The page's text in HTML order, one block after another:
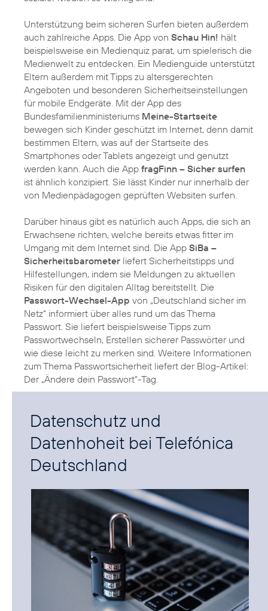
Unterstützung beim sicheren Surfen bieten außerdem
auch zahlreiche Apps. Die App von Schau Hin! hält
beispielsweise ein Medienquiz parat, um spielerisch die
Medienwelt zu entdecken. Ein Medienguide unterstützt
Eltern außerdem mit Tipps zu altersgerechten
Angeboten und besonderen Sicherheitseinstellungen
für mobile Endgeräte. Mit der App des
Bundesfamilienministeriums Meine-Startseite
bewegen sich Kinder geschützt im Internet, denn damit
bestimmen Eltern, was auf der Startseite des
Smartphones oder Tablets angezeigt und genutzt
werden kann. Auch die App fragFinn – Sicher surfen
ist ähnlich konzipiert. Sie lässt Kinder nur innerhalb der
von Medienpädagogen geprüften Websiten surfen.
Darüber hinaus gibt es natürlich auch Apps, die sich an
Erwachsene richten, welche bereits etwas fitter im
Umgang mit dem Internet sind. Die App SiBa –
Sicherheitsbarometer liefert Sicherheitstipps und
Hilfestellungen, indem sie Meldungen zu aktuellen
Risiken für den digitalen Alltag bereitstellt. Die
Passwort-Wechsel-App von „Deutschland sicher im
Netz“ informiert über alles rund um das Thema
Passwort. Sie liefert beispielsweise Tipps zum
Passwortwechseln, Erstellen sicherer Passwörter und
wie diese leicht zu merken sind. Weitere Informationen
zum Thema Passwortsicherheit liefert der Blog-Artikel:
Der „Ändere dein Passwort“-Tag.
Datenschutz und
Datenhoheit bei Telefónica
Deutschland